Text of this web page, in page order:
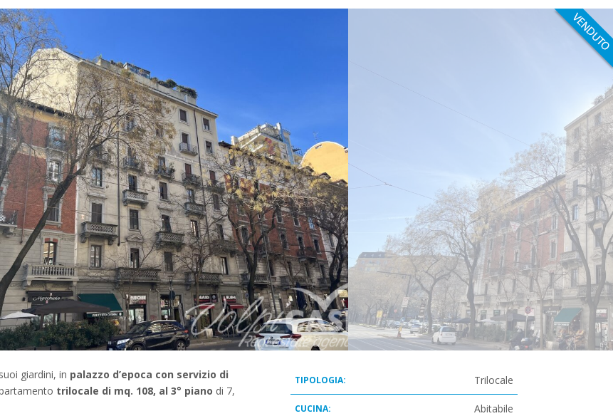
giardini, in palazzo d’epoca con servizio di
trilocale di mq. 108, al 3° piano di 7,
TIPOLOGIA: Trilocale
CUCINA: Abitabile